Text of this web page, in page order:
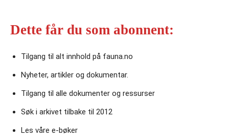
Dette får du som abonnent:
Tilgang til alt innhold på fauna.no
Nyheter, artikler og dokumentar.
Tilgang til alle dokumenter og ressurser
Søk i arkivet tilbake til 2012
Les våre e‑bøker